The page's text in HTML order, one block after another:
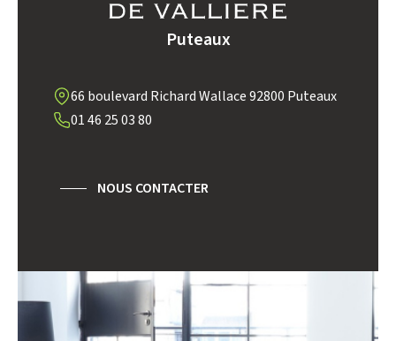
TAXE FONCIÈRE
PART DES MÉNAGES SANS
VOITURE
DISTANCE DE L'AÉROPORT :
RÉSULTATS DES LYCÉES
Puteaux
66 boulevard Richard Wallace 92800 Puteaux
01 46 25 03 80
NOUS CONTACTER